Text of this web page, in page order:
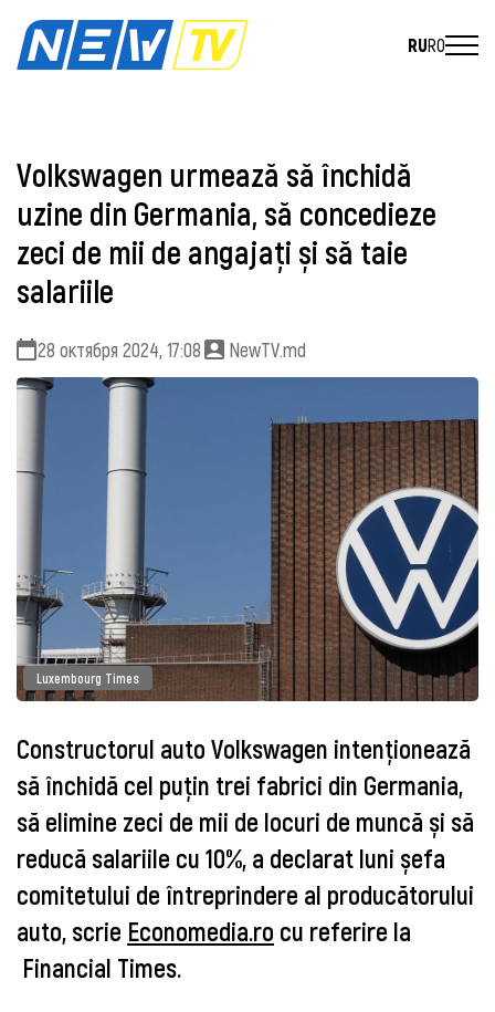
RURO
Volkswagen urmează să închidă
uzine din Germania, să concedieze
zeci de mii de angajați și să taie
salariile
28 октября 2024, 17:08 NewTV.md
Luxembourg Times
Constructorul auto Volkswagen intenționează
să închidă cel puțin trei fabrici din Germania,
să elimine zeci de mii de locuri de muncă și să
reducă salariile cu 10%, a declarat luni șefa
comitetului de întreprindere al producătorului
auto, scrie Economedia.ro cu referire la
Financial Times.